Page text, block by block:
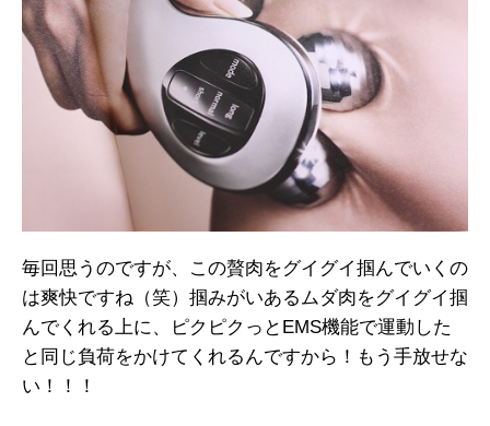
毎回思うのですが、この贅肉をグイグイ掴んでいくの
は爽快ですね（笑）掴みがいあるムダ肉をグイグイ掴
んでくれる上に、ピクピクっとEMS機能で運動した
と同じ負荷をかけてくれるんですから！もう手放せな
い！！！